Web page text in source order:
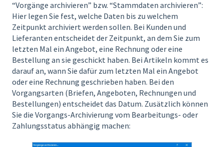
“Vorgänge archivieren” bzw. “Stammdaten archivieren”:
Hier legen Sie fest, welche Daten bis zu welchem
Zeitpunkt archiviert werden sollen. Bei Kunden und
Lieferanten entscheidet der Zeitpunkt, an dem Sie zum
letzten Mal ein Angebot, eine Rechnung oder eine
Bestellung an sie geschickt haben. Bei Artikeln kommt es
darauf an, wann Sie dafür zum letzten Mal ein Angebot
oder eine Rechnung geschrieben haben. Bei den
Vorgangsarten (Briefen, Angeboten, Rechnungen und
Bestellungen) entscheidet das Datum. Zusätzlich können
Sie die Vorgangs-Archivierung vom Bearbeitungs- oder
Zahlungsstatus abhängig machen: